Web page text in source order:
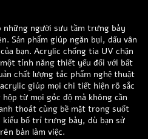
những người sưu tầm trưng bày
Sản phẩm giúp ngăn bụi, dấu vân
bạn. Acrylic chống tia UV chặn
tính năng thiết yếu đối với bất
chất lượng tác phẩm nghệ thuật
giúp mọi chi tiết hiện rõ sắc
từ mọi góc độ mà không cần
thoát cùng bề mặt trong suốt
bố trí trưng bày, dù bạn sử
bàn làm việc.